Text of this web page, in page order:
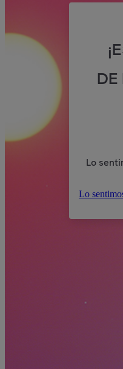
DE
Lo
Lo